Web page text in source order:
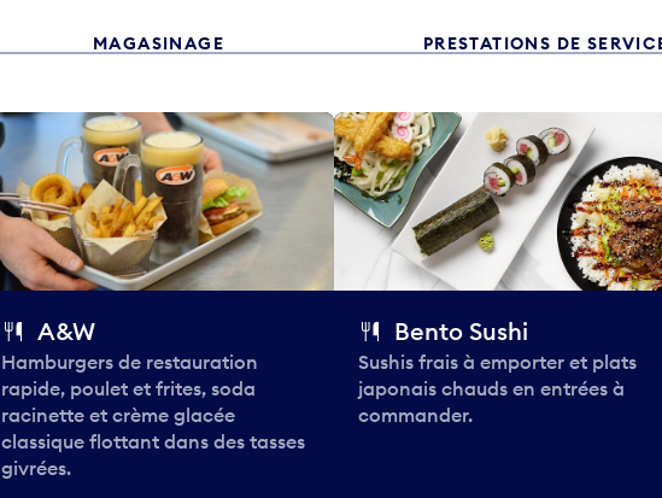
MAGASINAGE PRESTATIONS DE
A&W
Hamburgers de restauration
rapide, poulet et frites, soda
racinette et crème glacée
classique flottant dans des tasses
givrées.
Bento Sushi
Sushis frais à emporter et plats
japonais chauds en entrées à
commander.